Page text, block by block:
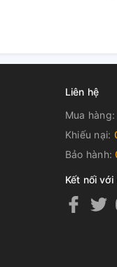
Liên hệ
Mua
Khiếu nại:
Bảo hành:
Kết nối